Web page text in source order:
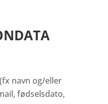
navn og/eller
fødselsdato,